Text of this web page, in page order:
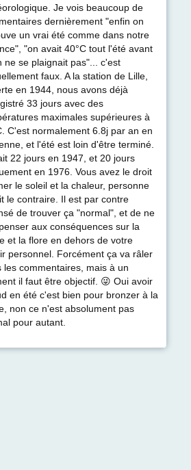
Je vois beaucoup de
dernièrement "enfin on
un vrai été comme dans notre
"on avait 40°C tout l'été avant
ne se plaignait pas"... c'est
faux. A la station de Lille,
en 1944, nous avons déjà
33 jours avec des
maximales supérieures à
C'est normalement 6.8j par an en
et l'été est loin d'être terminé.
22 jours en 1947, et 20 jours
en 1976. Vous avez le droit
le soleil et la chaleur, personne
le contraire. Il est par contre
de trouver ça "normal", et de ne
aux conséquences sur la
et la flore en dehors de votre
personnel. Forcément ça va râler
les commentaires, mais à un
il faut être objectif. 😜 Oui avoir
en été c'est bien pour bronzer à la
non ce n'est absolument pas
pour autant.